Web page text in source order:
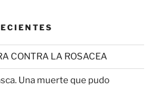
CONTRA LA ROSACEA
Una muerte que pudo